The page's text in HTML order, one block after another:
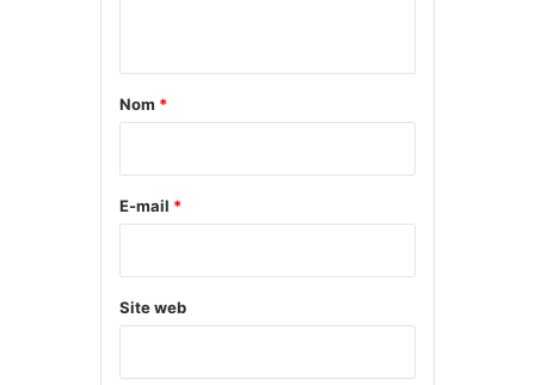
a
e
Nom *
E-mail *
Site web